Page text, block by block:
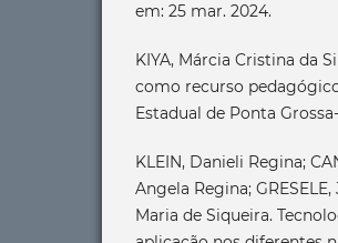
em: 25 mar. 2024.
KIYA, Márcia Cristina da
como recurso
Estadual de Ponta
KLEIN, Danieli Regina;
Angela Regina;
Maria de Siqueira.